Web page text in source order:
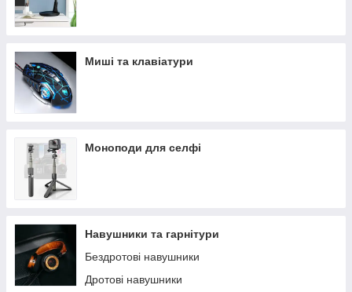
Миші та клавіатури
Моноподи для селфі
Навушники та гарнітури
Бездротові навушники
Дротові навушники